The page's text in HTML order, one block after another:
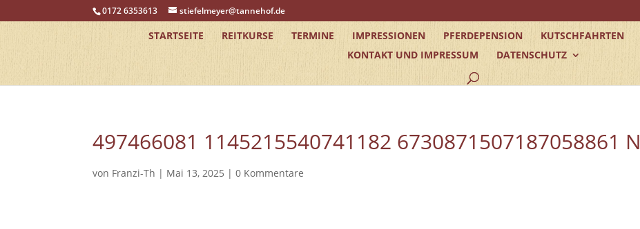
0172 6353613 stiefelmeyer@tannehof.de
STARTSEITE REITKURSE TERMINE IMPRESSIONEN PFERDEPENSION KUTSCHFAHRTEN
KONTAKT UND IMPRESSUM
DATENSCHUTZ
497466081 1145215540741182 6730871507187058861 N
von Franzi-Th | Mai 13, 2025 |0 Kommentare